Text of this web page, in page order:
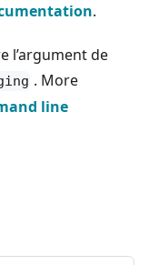
.
l’argument de
. More
line